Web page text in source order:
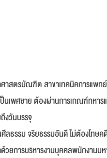
สตรบัณฑิต สาขาเทคนิคการแพทย์
นเพศชาย ต้องผ่านการเกณฑ์ทหา
งวันบรรจุ
ลธรรม จริยธรรมอันดี ไม่ต้องโท
วยการบริหารงานบุคคลพนักงาน